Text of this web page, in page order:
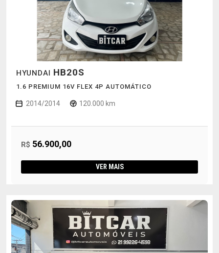
HYUNDAI HB20S
1.6 PREMIUM 16V FLEX 4P AUTOMÁTICO
2014/2014 120.000 km
R$ 56.900,00
VER MAIS